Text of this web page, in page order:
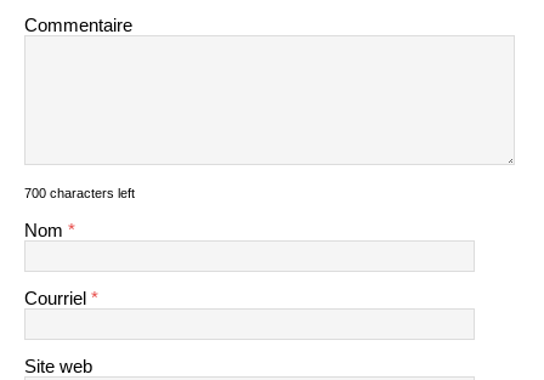
Commentaire
700 characters left
Nom *
Courriel *
Site web